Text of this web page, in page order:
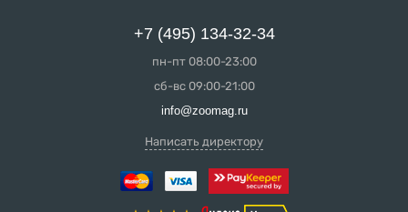
+7 (495) 134-32-34
пн-пт 08:00-23:00
сб-вс 09:00-21:00
info@zoomag.ru
Написать директору